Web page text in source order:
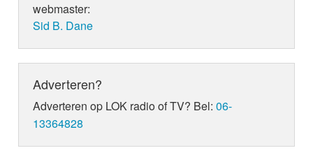
webmaster:
Sid B. Dane
Adverteren?
Adverteren op LOK radio of TV? Bel:06-
13364828